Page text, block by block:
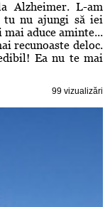
Alzheimer. L-am
tu nu ajungi să iei
mai aduce aminte...
recunoaste deloc.
Ea nu te mai
99 vizualizări